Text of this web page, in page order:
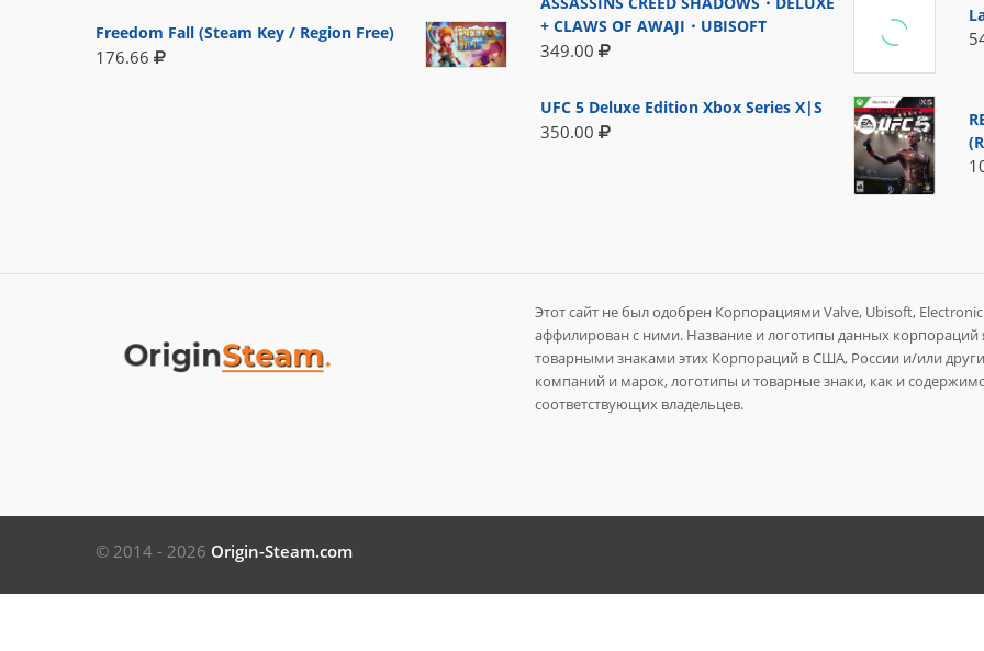
Freedom Fall (Steam Key / Region Free)
176.66
+ CLAWS OF AWAJI・UBISOFT
349.00
UFC 5 Deluxe Edition Xbox Series X|S
350.00
Этот сайт не был одобрен Корпорациями Valve, Ubisoft,
аффилирован с ними. Название и логотипы данных
товарными знаками этих Корпораций в США, России и/или
компаний и марок, логотипы и товарные знаки, как и
соответствующих владельцев.
© 2014 - 2026 Origin-Steam.com